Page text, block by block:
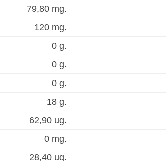
79,80 mg.
120 mg.
0 g.
0 g.
0 g.
18 g.
62,90 ug.
0 mg.
28,40 ug.